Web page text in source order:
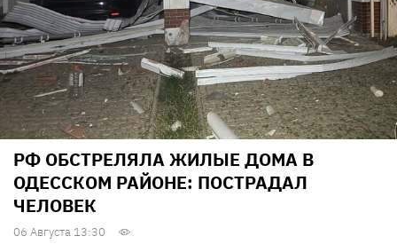
РФ ОБСТРЕЛЯЛА ЖИЛЫЕ ДОМА В
ОДЕССКОМ РАЙОНЕ: ПОСТРАДАЛ
ЧЕЛОВЕК
06 Августа 13:30